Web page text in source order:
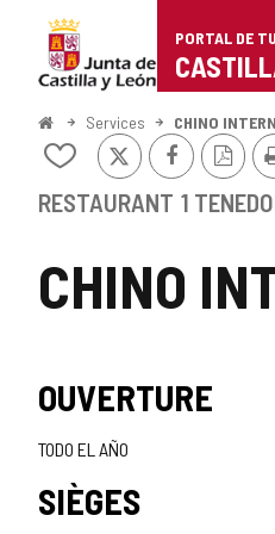
Portal
de
Turismo
Castilla
León
PORTAL DE
<
Accueil
Services CHINO
CHINO
Ajouter/retirer
contenu
X Facebook
PDF
RESTAURANT 1
OUVERTURE
TODO EL AÑO
SIÈGES